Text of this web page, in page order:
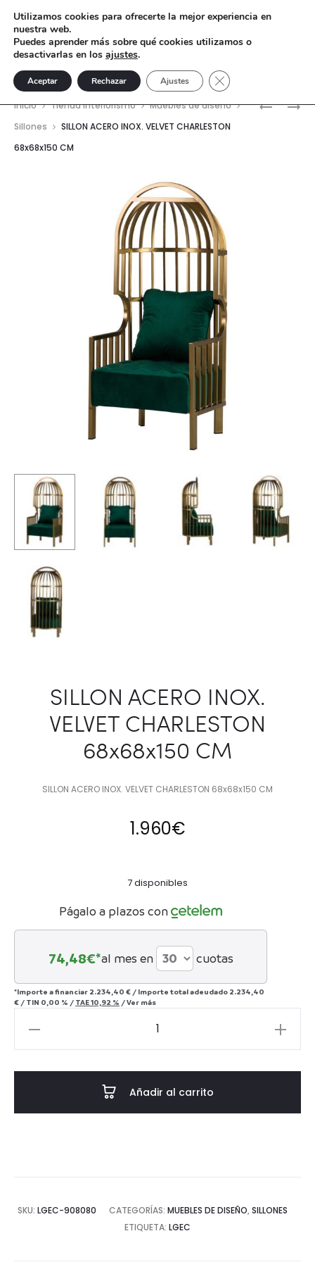
SILLON
SILLON
Inicio Tienda interiorismo
Muebles de diseño
Sillones
SILLON ACERO INOX. VELVET CHARLESTON
68x68x150 CM
SILLON ACERO INOX.
VELVET CHARLESTON
68x68x150 CM
SILLON ACERO INOX. VELVET CHARLESTON 68x68x150 CM
1.960€
7 disponibles
Págalo a plazos con
74,48€*al mes en cuotas
*Importe a financiar 2.234,40 € / Importe total adeudado 2.234,40
€ / TIN 0,00 % / TAE10,92 % /Ver más
Añadir al carrito
SKU: LGEC-908080 CATEGORÍAS: MUEBLES DE DISEÑO, SILLONES
ETIQUETA: LGEC
Utilizamos cookies para ofrecerte la mejor experiencia en
nuestra web.
Puedes aprender más sobre qué cookies utilizamos o
desactivarlas en los ajustes.
Aceptar Rechazar Ajustes Cerrar el banner de